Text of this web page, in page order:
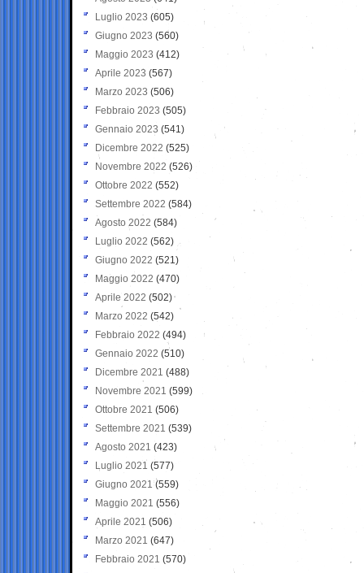
Luglio 2023 (605)
Giugno 2023 (560)
Maggio 2023 (412)
Aprile 2023 (567)
Marzo 2023 (506)
Febbraio 2023 (505)
Gennaio 2023 (541)
Dicembre 2022 (525)
Novembre 2022 (526)
Ottobre 2022 (552)
Settembre 2022 (584)
Agosto 2022 (584)
Luglio 2022 (562)
Giugno 2022 (521)
Maggio 2022 (470)
Aprile 2022 (502)
Marzo 2022 (542)
Febbraio 2022 (494)
Gennaio 2022 (510)
Dicembre 2021 (488)
Novembre 2021 (599)
Ottobre 2021 (506)
Settembre 2021 (539)
Agosto 2021 (423)
Luglio 2021 (577)
Giugno 2021(559)
Maggio 2021 (556)
Aprile 2021 (506)
Marzo 2021 (647)
Febbraio 2021 (570)